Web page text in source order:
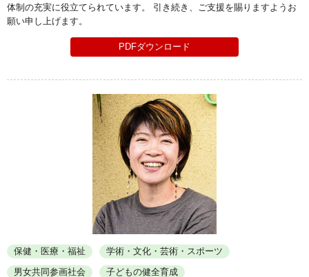
体制の充実に役立てられています。 引き続き、ご支援を賜りますようお
願い申し上げます。
PDFダウンロード
保健・医療・福祉
学術・文化・芸術・スポーツ
男女共同参画社会
子どもの健全育成